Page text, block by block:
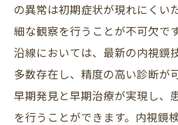
の異常は初期症状が現れにくい
細な観察を行うことが不可欠で
沿線においては、最新の内視鏡
多数存在し、精度の高い診断が
早期発見と早期治療が実現し、
を行うことができます。内視鏡